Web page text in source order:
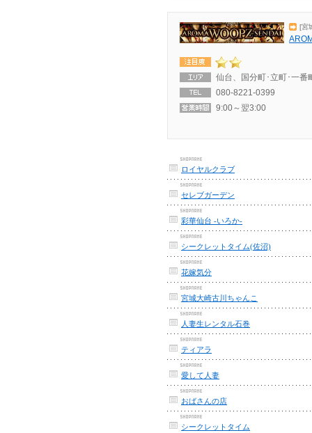
[宮
仙台、国分町･立町･一番
080-8221-0399
9:00～翌3:00
ロイヤルクラブ
セレブガーデン
彩華仙台 -いろか-
シークレットタイム(佐沼)
花嫁気分
宮城大崎古川ちゃんこ
人妻生レンタル石巻
ティアラ
愛して人妻
おばさんの店
シークレットタイム